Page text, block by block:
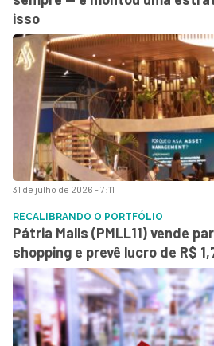
31 de julho de 2026 - 7:11
isso
RECALIBRANDO O PORTFÓLIO
Pátria Malls (PMLL11) vende
shopping e prevê lucro de R$